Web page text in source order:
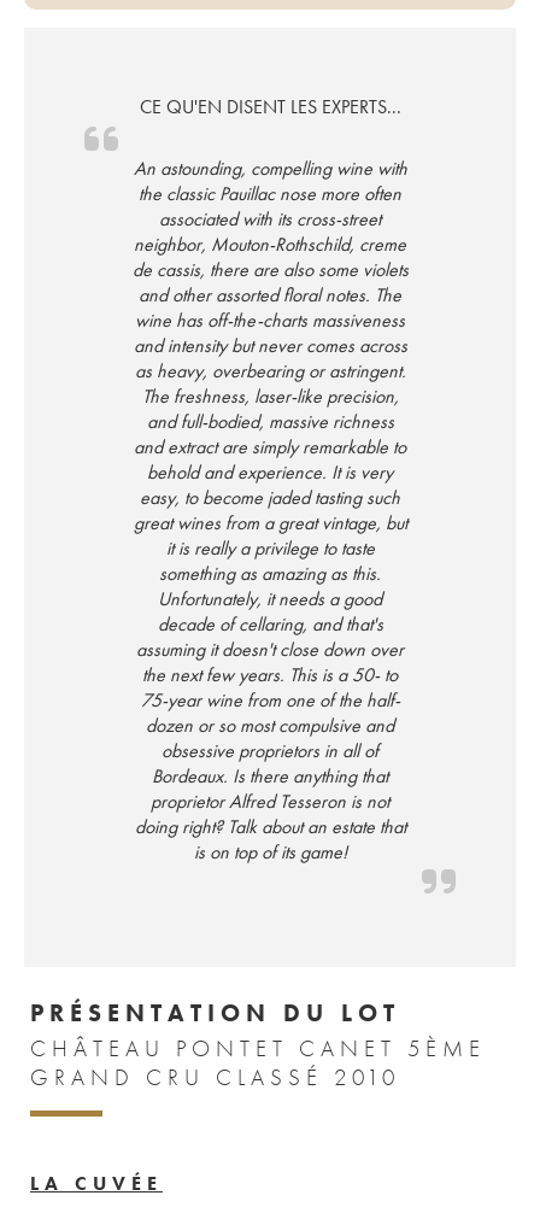
CE QU'EN DISENT LES EXPERTS...
An astounding, compelling wine with
the classic Pauillac nose more often
associated with its cross-street
neighbor, Mouton-Rothschild, creme
de cassis, there are also some violets
and other assorted floral notes. The
wine has off-the-charts massiveness
and intensity but never comes across
as heavy, overbearing or astringent.
The freshness, laser-like precision,
and full-bodied, massive richness
and extract are simply remarkable to
behold and experience. It is very
easy, to become jaded tasting such
great wines from a great vintage, but
it is really a privilege to taste
something as amazing as this.
Unfortunately, it needs a good
decade of cellaring, and that's
assuming it doesn't close down over
the next few years. This is a 50- to
75-year wine from one of the half-
dozen or so most compulsive and
obsessive proprietors in all of
Bordeaux. Is there anything that
proprietor Alfred Tesseron is not
doing right? Talk about an estate that
is on top of its game!
PRÉSENTATION DU LOT
CHÂTEAU PONTET CANET 5ÈME
GRAND CRU CLASSÉ 2010
LA CUVÉE